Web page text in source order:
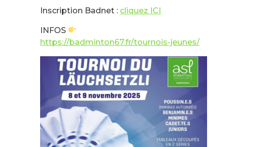
Inscription Badnet : cliquez ICI
INFOS
https://badminton67.fr/tournois-jeunes/